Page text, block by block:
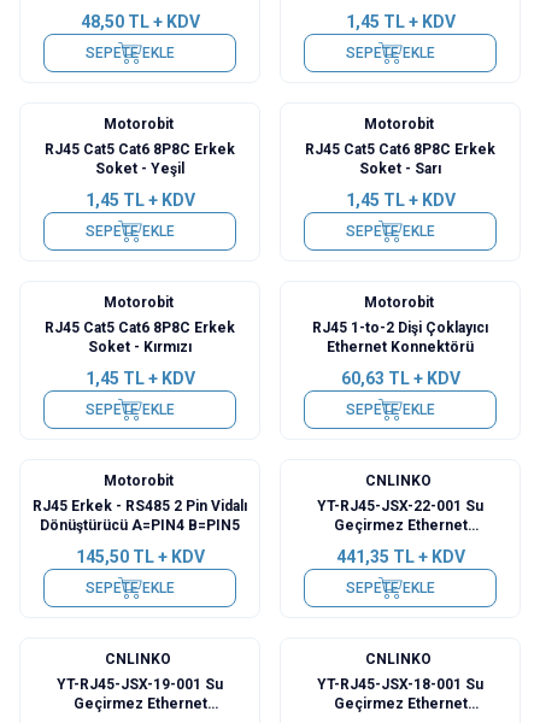
48,50TL + KDV
SEPETE EKLE
1,45 TL + KDV
SEPETE EKLE
Motorobit
RJ45 Cat5 Cat6 8P8C Erkek
Soket - Yeşil
1,45 TL + KDV
SEPETE EKLE
Motorobit
RJ45 Cat5 Cat6 8P8C Erkek
Soket - Sarı
1,45 TL + KDV
SEPETE EKLE
Motorobit
RJ45 Cat5 Cat6 8P8C Erkek
Soket - Kırmızı
1,45 TL + KDV
SEPETE EKLE
Motorobit
RJ45 1-to-2 Dişi Çoklayıcı
Ethernet Konnektörü
60,63 TL + KDV
SEPETE EKLE
Motorobit
RJ45 Erkek - RS485 2 Pin Vidalı
Dönüştürücü A=PIN4 B=PIN5
145,50TL + KDV
SEPETE EKLE
CNLINKO
YT-RJ45-JSX-22-001 Su
Geçirmez Ethernet
441,35 TL + KDV
SEPETE EKLE
CNLINKO
YT-RJ45-JSX-19-001 Su
Geçirmez Ethernet
CNLINKO
YT-RJ45-JSX-18-001 Su
Geçirmez Ethernet